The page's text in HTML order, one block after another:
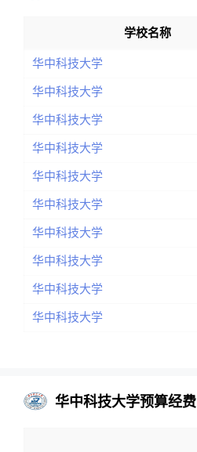
学校名称
华中科技大学
华中科技大学
华中科技大学
华中科技大学
华中科技大学
华中科技大学
华中科技大学
华中科技大学
华中科技大学
华中科技大学
华中科技大学预算经费